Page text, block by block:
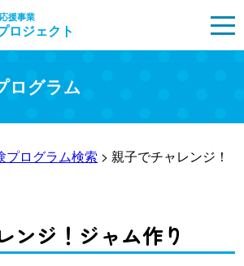
援事業
ロジェクト
ログラム
プログラム検索 > 親子でチャレンジ！
ンジ！ジャム作り